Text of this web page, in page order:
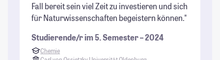
Fall bereit sein viel Zeit zu investieren und sich
für Naturwissenschaften begeistern können."
Studierende/r im 5. Semester – 2024
Chemie